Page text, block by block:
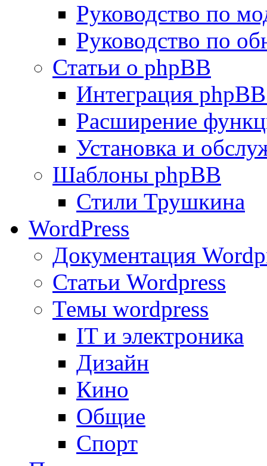
Руководство по
Руководство по
Статьи о phpBB
Интеграция
Расширение
Установка и
Шаблоны phpBB
Стили Трушкина
WordPress
Документация
Статьи Wordpress
Темы wordpress
IT и электроника
Дизайн
Кино
Общие
Спорт